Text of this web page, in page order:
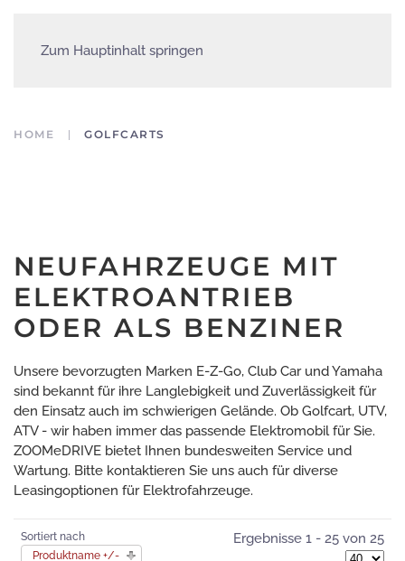
Zum Hauptinhalt springen
HOME GOLFCARTS
NEUFAHRZEUGE MIT
ELEKTROANTRIEB
ODER ALS BENZINER
Unsere bevorzugten Marken E-Z-Go, Club Car und Yamaha
sind bekannt für ihre Langlebigkeit und Zuverlässigkeit für
den Einsatz auch im schwierigen Gelände. Ob Golfcart, UTV,
ATV - wir haben immer das passende Elektromobil für Sie.
ZOOMeDRIVE bietet Ihnen bundesweiten Service und
Wartung. Bitte kontaktieren Sie uns auch für diverse
Leasingoptionen für Elektrofahrzeuge.
Sortiert nach
Produktname +/-
Ergebnisse 1 - 25 von 25